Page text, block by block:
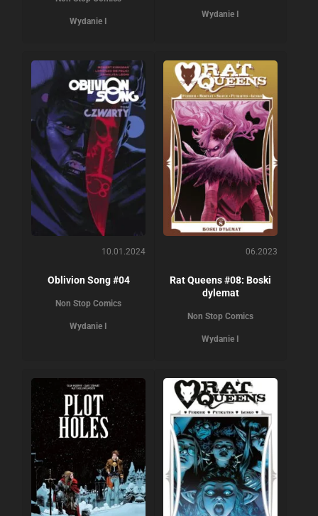
Wydanie I
Wydanie I
10.01.2024
Oblivion Song #04
Non Stop Comics
Wydanie I
06.2023
Rat Queens #08: Boski
dylemat
Non Stop Comics
Wydanie I